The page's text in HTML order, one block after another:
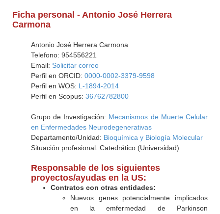
Ficha personal - Antonio José Herrera
Carmona
Antonio José Herrera Carmona
Telefono: 954556221
Email: Solicitar correo
Perfil en ORCID: 0000-0002-3379-9598
Perfil en WOS: L-1894-2014
Perfil en Scopus: 36762782800
Grupo de Investigación: Mecanismos de Muerte Celular
en Enfermedades Neurodegenerativas
Departamento/Unidad: Bioquímica y Biología Molecular
Situación profesional: Catedrático (Universidad)
Responsable de los siguientes
proyectos/ayudas en la US:
Contratos con otras entidades:
Nuevos genes potencialmente implicados
en la emfermedad de Parkinson